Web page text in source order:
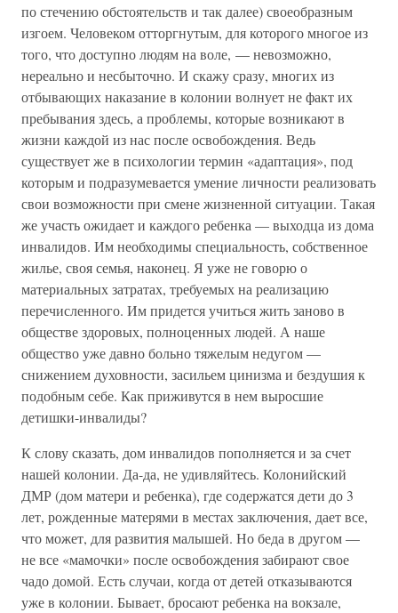
по стечению обстоятельств и так далее) своеобразным
изгоем. Человеком отторгнутым, для которого многое из
того, что доступно людям на воле, — невозможно,
нереально и несбыточно. И скажу сразу, многих из
отбывающих наказание в колонии волнует не факт их
пребывания здесь, а проблемы, которые возникают в
жизни каждой из нас после освобождения. Ведь
существует же в психологии термин «адаптация», под
которым и подразумевается умение личности реализовать
свои возможности при смене жизненной ситуации. Такая
же участь ожидает и каждого ребенка — выходца из дома
инвалидов. Им необходимы специальность, собственное
жилье, своя семья, наконец. Я уже не говорю о
материальных затратах, требуемых на реализацию
перечисленного. Им придется учиться жить заново в
обществе здоровых, полноценных людей. А наше
общество уже давно больно тяжелым недугом —
снижением духовности, засильем цинизма и бездушия к
подобным себе. Как приживутся в нем выросшие
детишки-инвалиды?
К слову сказать, дом инвалидов пополняется и за счет
нашей колонии. Да-да, не удивляйтесь. Колонийский
ДМР (дом матери и ребенка), где содержатся дети до 3
лет, рожденные матерями в местах заключения, дает все,
что может, для развития малышей. Но беда в другом —
не все «мамочки» после освобождения забирают свое
чадо домой. Есть случаи, когда от детей отказываются
уже в колонии. Бывает, бросают ребенка на вокзале,